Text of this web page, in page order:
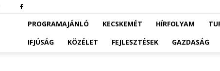
PROGRAMAJÁNLÓ KECSKEMÉT HÍRFOLYAM
IFJÚSÁG
KÖZÉLET FEJLESZTÉSEK GAZDASÁG